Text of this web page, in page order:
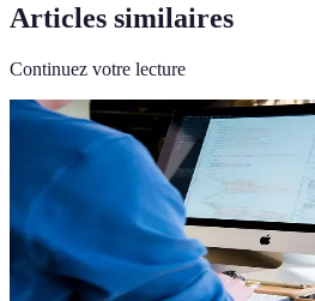
Articles similaires
Continuez votre lecture